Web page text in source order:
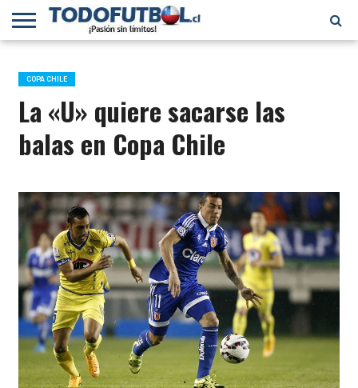
PRIMERA
B
SELECCIÓN
CHILENA
CHILENOS
EN EL
MUNDO
FÚTBOL
INTERNACIONAL
COPA CHILE
La «U» quiere sacarse las
balas en Copa Chile